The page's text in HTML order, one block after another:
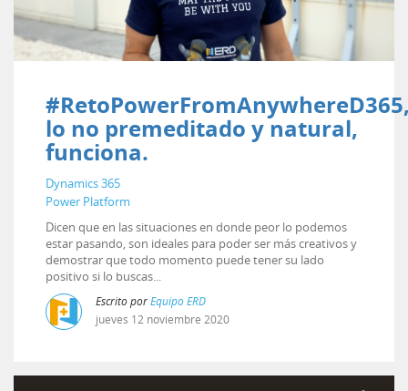
lo no premeditado y natural,
funciona.
Dynamics 365
Power Platform
Dicen que en las situaciones en donde peor lo podemos
estar pasando, son ideales para poder ser más creativos y
demostrar que todo momento puede tener su lado
positivo si lo buscas...
Escrito porEquipo ERD
jueves 12 noviembre 2020